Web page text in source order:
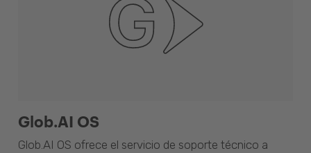
Glob.AI OS
Glob.AI OS ofrece el servicio de soporte técnico a